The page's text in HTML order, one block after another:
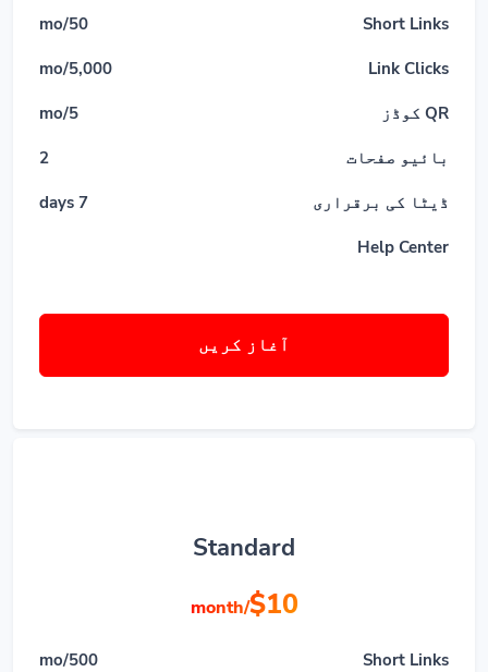
Short Links
50/mo
Link Clicks
5,000/mo
QR کوڈز 5/mo
بائیو صفحات 2
ڈیٹا کی برقراری 7 days
Help Center
آغاز کریں
Standard
$10
/month
Short Links
500/mo